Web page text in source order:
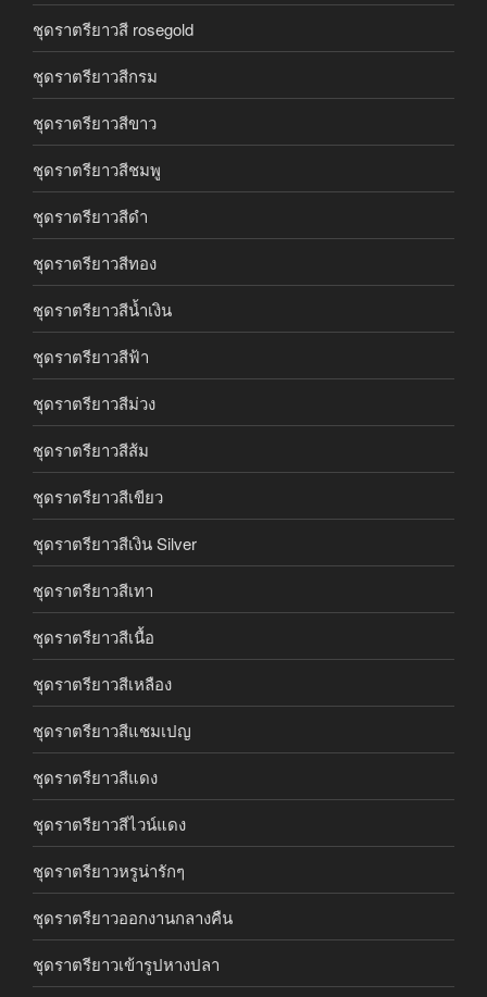
ชุดราตรียาวสี rosegold
ชุดราตรียาวสีกรม
ชุดราตรียาวสีขาว
ชุดราตรียาวสีชมพู
ชุดราตรียาวสีดำ
ชุดราตรียาวสีทอง
ชุดราตรียาวสีน้ำเงิน
ชุดราตรียาวสีฟ้า
ชุดราตรียาวสีม่วง
ชุดราตรียาวสีส้ม
ชุดราตรียาวสีเขียว
ชุดราตรียาวสีเงิน Silver
ชุดราตรียาวสีเทา
ชุดราตรียาวสีเนื้อ
ชุดราตรียาวสีเหลือง
ชุดราตรียาวสีแชมเปญ
ชุดราตรียาวสีแดง
ชุดราตรียาวสีไวน์แดง
ชุดราตรียาวหรูน่ารักๆ
ชุดราตรียาวออกงานกลางคืน
ชุดราตรียาวเข้ารูปหางปลา